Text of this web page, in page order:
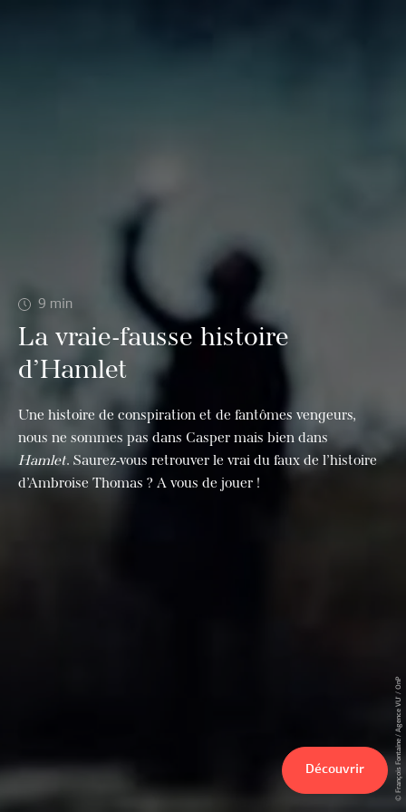
9 min
La vraie-fausse histoire
d’Hamlet
Une histoire de conspiration et de fantômes vengeurs,
nous ne sommes pas dans Casper mais bien dans
Hamlet. Saurez-vous retrouver le vrai du faux de l’histoire
d’Ambroise Thomas ? A vous de jouer !
© François Fontaine / Agence VU' / OnP
Découvrir